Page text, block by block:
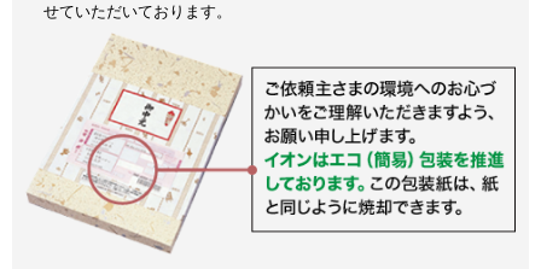
せていただいております。